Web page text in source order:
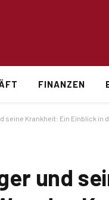
FINANZEN
seine Krankheit: Ein Einblick in
und